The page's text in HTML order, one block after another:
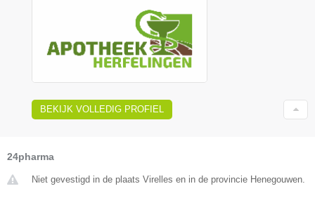
BEKIJK VOLLEDIG PROFIEL
24pharma
Niet gevestigd in de plaats Virelles en in de provincie Henegouwen.